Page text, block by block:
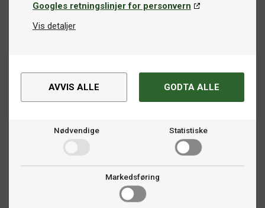
Googles retningslinjer for personvern
Vis detaljer
AVVIS ALLE GODTA ALLE
Nødvendige Statistiske
Markedsføring